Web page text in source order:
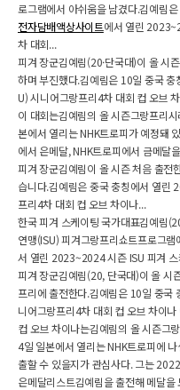
로그램에서 아쉬움을 남겼다.김예림
전자담배액상사이트에서 열린
차 대회...
피겨 장군김예림(20·단국대)이 올 시
하며 부진했다.김예림은 10일 중국
U) 시니어그랑프리4차 대회 컵 오브
이 대회는김예림의 올 시즌그랑프리
본에서 열리는 NHK트로피가 예정돼
에서 은메달, NHK트로피에서 금메달
피겨 장군김예림이 올 시즌 처음 출전
습니다.김예림은 중국 충칭에서 열린
프리4차 대회 컵 오브 차이나...
한국 피겨 스케이팅 국가대표김예림
연맹(ISU) 피겨그랑프리쇼트프로그
서 열린 2023~2024 시즌 ISU 피겨 스
피겨 장군김예림(20, 단국대)이 올 시
프리에 출전한다.김예림은 10일 중
니어그랑프리4차 대회 컵 오브 차이나
컵 오브 차이나는김예림의 올 시즌그
4일 일본에서 열리는 NHK트로피에
출할 수 있을지가 관심사다. 그는
은메달리스트김예림을 출전해 메달